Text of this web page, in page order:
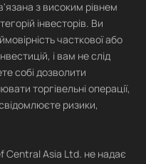
з високим рівнем
інвесторів. Ви
часткової або
і вам не слід
собі дозволити
торгівельні операції,
ризики,
Central Asia Ltd. не надає